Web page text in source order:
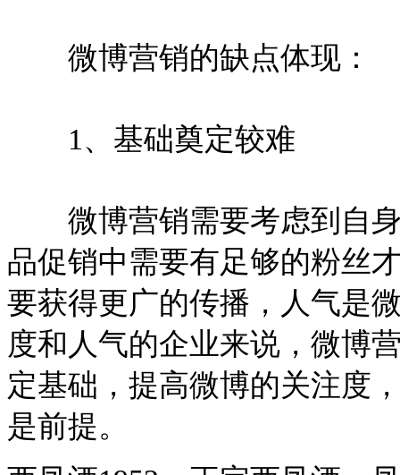
微博营销的缺点体现：
1、基础奠定较难
微博营销需要考虑到自身
品促销中需要有足够的粉丝
要获得更广的传播，人气是
度和人气的企业来说，微博
定基础，提高微博的关注度
是前提。